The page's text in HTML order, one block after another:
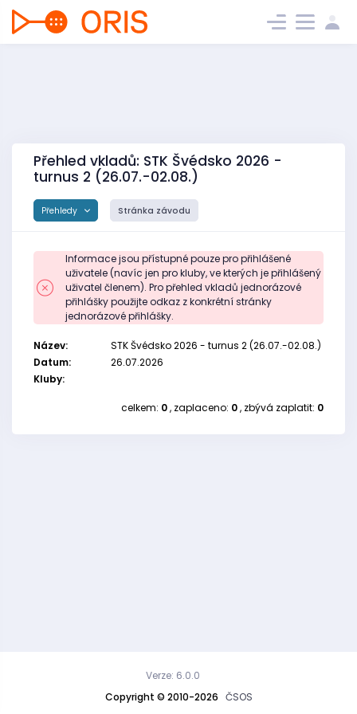
Přehled vkladů: STK Švédsko 2026 -
turnus 2 (26.07.-02.08.)
Přehledy Stránka závodu
Informace jsou přístupné pouze pro přihlášené
uživatele (navíc jen pro kluby, ve kterých je přihlášený
uživatel členem). Pro přehled vkladů jednorázové
přihlášky použijte odkaz z konkrétní stránky
jednorázové přihlášky.
Název:
STK Švédsko 2026 - turnus 2 (26.07.-02.08.)
Datum:
26.07.2026
Kluby:
celkem: 0, zaplaceno: 0, zbývá zaplatit: 0
Copyright © 2010-2026 ČSOS
Verze: 6.0.0